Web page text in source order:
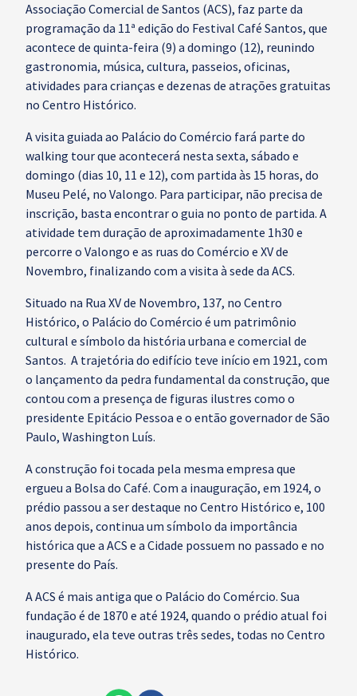
Associação Comercial de Santos (ACS), faz parte da
programação da 11ª edição do Festival Café Santos, que
acontece de quinta-feira (9) a domingo (12), reunindo
gastronomia, música, cultura, passeios, oficinas,
atividades para crianças e dezenas de atrações gratuitas
no Centro Histórico.
A visita guiada ao Palácio do Comércio fará parte do
walking tour que acontecerá nesta sexta, sábado e
domingo (dias 10, 11 e 12), com partida às 15 horas, do
Museu Pelé, no Valongo. Para participar, não precisa de
inscrição, basta encontrar o guia no ponto de partida. A
atividade tem duração de aproximadamente 1h30 e
percorre o Valongo e as ruas do Comércio e XV de
Novembro, finalizando com a visita à sede da ACS.
Situado na Rua XV de Novembro, 137, no Centro
Histórico, o Palácio do Comércio é um patrimônio
cultural e símbolo da história urbana e comercial de
Santos. A trajetória do edifício teve início em 1921, com
o lançamento da pedra fundamental da construção, que
contou com a presença de figuras ilustres como o
presidente Epitácio Pessoa e o então governador de São
Paulo, Washington Luís.
A construção foi tocada pela mesma empresa que
ergueu a Bolsa do Café. Com a inauguração, em 1924, o
prédio passou a ser destaque no Centro Histórico e, 100
anos depois, continua um símbolo da importância
histórica que a ACS e a Cidade possuem no passado e no
presente do País.
A ACS é mais antiga que o Palácio do Comércio. Sua
fundação é de 1870 e até 1924, quando o prédio atual foi
inaugurado, ela teve outras três sedes, todas no Centro
Histórico.